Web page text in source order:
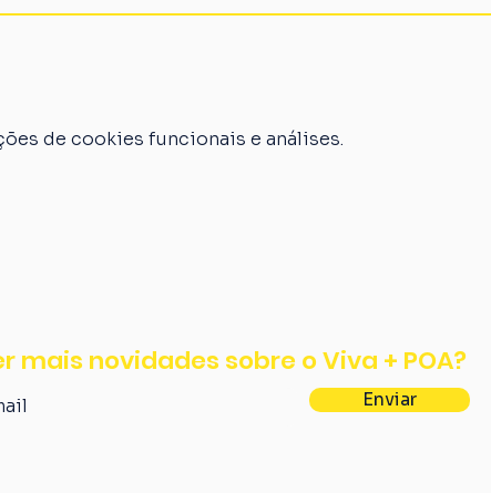
de cookies funcionais e análises.
mais novidades sobre o Viva + POA?
Enviar